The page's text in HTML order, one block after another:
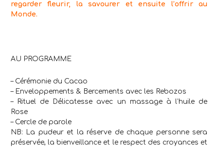
regarder fleurir, la savourer et ensuite l’offrir au
Monde.
AU PROGRAMME
– Cérémonie du Cacao
– Enveloppements & Bercements avec les Rebozos
– Rituel de Délicatesse avec un massage à l’huile de
Rose
– Cercle de parole
NB: La pudeur et la réserve de chaque personne sera
préservée, la bienveillance et le respect des croyances et